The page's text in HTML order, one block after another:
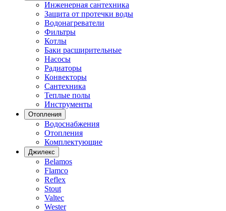
Инженерная сантехника
Защита от протечки воды
Водонагреватели
Фильтры
Котлы
Баки расширительные
Насосы
Радиаторы
Конвекторы
Сантехника
Теплые полы
Инструменты
Отопления
Водоснабжения
Отопления
Комплектующие
Джилекс
Belamos
Flamco
Reflex
Stout
Valtec
Wester